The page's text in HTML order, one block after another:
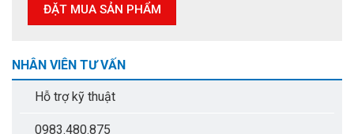
NHÂN VIÊN TƯ VẤN
Hỗ trợ kỹ thuật
0983.480.875